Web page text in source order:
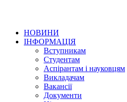
НОВИНИ
ІНФОРМАЦІЯ
Вступникам
Студентам
Аспірантам і науковцям
Викладачам
Вакансії
Документи